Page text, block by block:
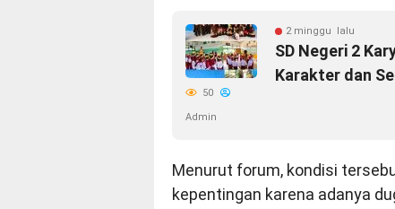
2 minggu lalu
SD Negeri 2
Karakter dan
50
Admin
Menurut forum, kondisi
kepentingan karena adanya